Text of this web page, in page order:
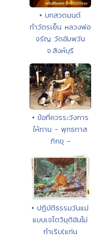
• บทสวดมนต์
ทำวัตรเย็น หลวงพ่อ
จรัญ วัดอัมพวัน
จ.สิงห์บุรี
• ข้อที่ควรระวังการ
ให้ทาน - พุทธทาส
ภิกขุ -
• ปฏิบัติธรรมวันแม่
แบบเจโตวิมุติอันไม่
กำเริบ(แก่น